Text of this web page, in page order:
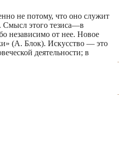
не потому, что оно служит
Смысл этого тезиса—в
независимо от нее. Новое
(А. Блок). Искусство — это
деятельности; в